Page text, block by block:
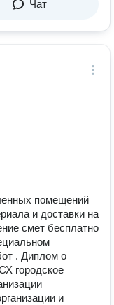
Чат
помещений
и доставки на
смет бесплатно
. Диплом о
городское
и